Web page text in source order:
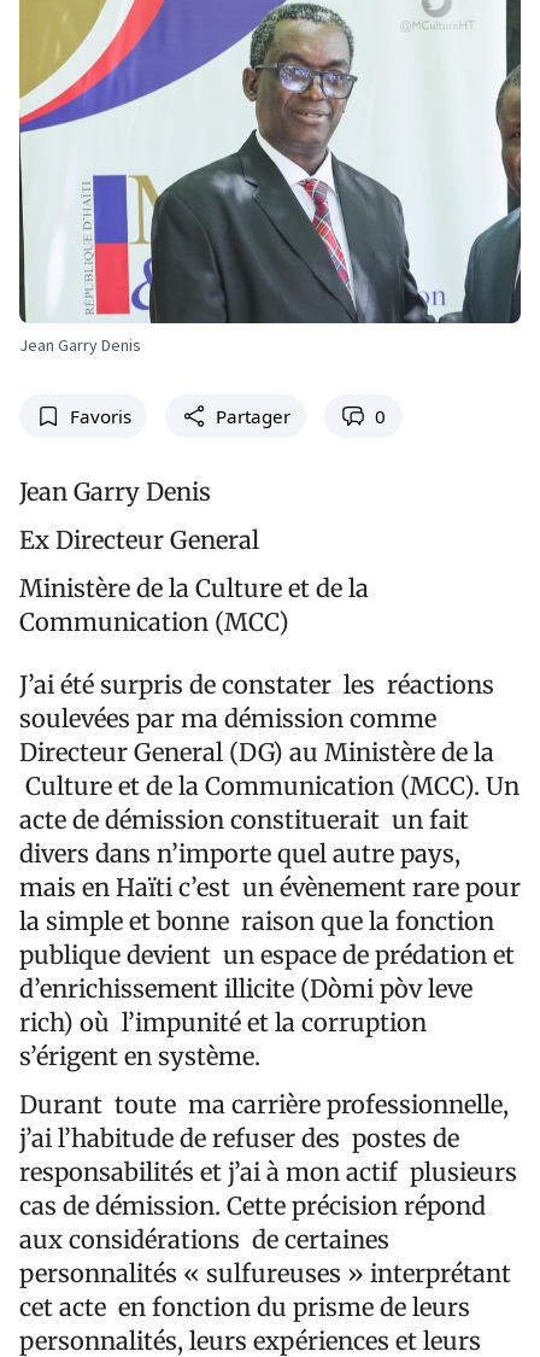
Jean Garry Denis
Favoris Partager 0
Jean Garry Denis
Ex Directeur General
Ministère de la Culture et de la
Communication (MCC)
J’ai été surpris de constater les réactions
soulevées par ma démission comme
Directeur General (DG) au Ministère de la
Culture et de la Communication (MCC). Un
acte de démission constituerait un fait
divers dans n’importe quel autre pays,
mais en Haïti c’est un évènement rare pour
la simple et bonne raison que la fonction
publique devient un espace de prédation et
d’enrichissement illicite (Dòmi pòv leve
rich) où l’impunité et la corruption
s’érigent en système.
Durant toute ma carrière professionnelle,
j’ai l’habitude de refuser des postes de
responsabilités et j’ai à mon actif plusieurs
cas de démission. Cette précision répond
aux considérations de certaines
personnalités « sulfureuses » interprétant
cet acte en fonction du prisme de leurs
personnalités, leurs expériences et leurs